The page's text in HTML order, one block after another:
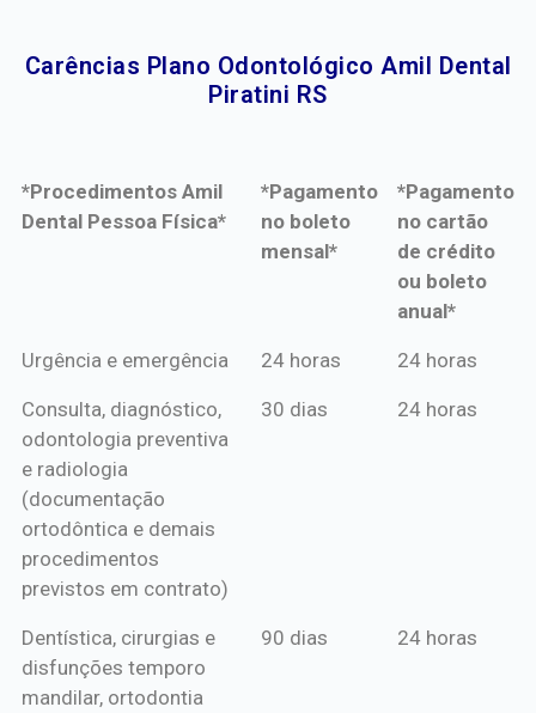
Carências Plano Odontológico Amil Dental
Piratini RS​
*Procedimentos Amil
Dental Pessoa Física*
*Pagamento
no boleto
mensal*
*Pagamento
no cartão
de crédito
ou boleto
anual*
*Procedimentos Amil
*Pagamento
mensal*
*Pagamento
de crédito
Urgência e emergência 24 horas 24 horas
Consulta, diagnóstico,
odontologia preventiva
e radiologia
(documentação
ortodôntica e demais
procedimentos
previstos em contrato)
30 dias 24 horas
Dentística, cirurgias e
disfunções temporo
mandilar, ortodontia
90 dias 24 horas